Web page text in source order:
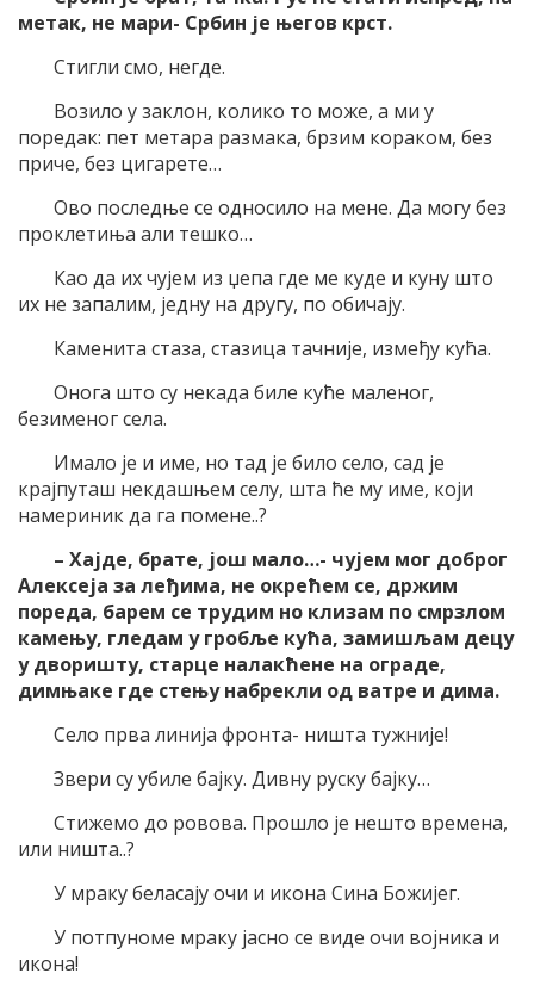
метак, не мари- Србин је његов крст.
Стигли смо, негде.
Возило у заклон, колико то може, а ми у
поредак: пет метара размака, брзим кораком, без
приче, без цигарете…
Ово последње се односило на мене. Да могу без
проклетиња али тешко…
Као да их чујем из џепа где ме куде и куну што
их не запалим, једну на другу, по обичају.
Каменита стаза, стазица тачније, између кућа.
Онога што су некада биле куће маленог,
безименог села.
Имало је и име, но тад је било село, сад је
крајпуташ некдашњем селу, шта ће му име, који
намериник да га помене..?
– Хајде, брате, још мало…- чујем мог доброг
Алексеја за леђима, не окрећем се, држим
пореда, барем се трудим но клизам по смрзлом
камењу, гледам у гробље кућа, замишљам децу
у дворишту, старце налакћене на ограде,
димњаке где стењу набрекли од ватре и дима.
Село прва линија фронта- ништа тужније!
Звери су убиле бајку. Дивну руску бајку…
Стижемо до ровова. Прошло је нешто времена,
или ништа..?
У мраку беласају очи и икона Сина Божијег.
У потпуноме мраку јасно се виде очи војника и
икона!